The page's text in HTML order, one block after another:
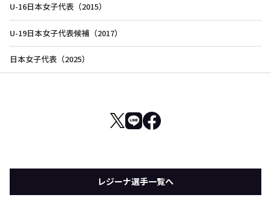
U-16日本女子代表（2015）
U-19日本女子代表候補（2017）
日本女子代表（2025）
レジーナ選手一覧へ